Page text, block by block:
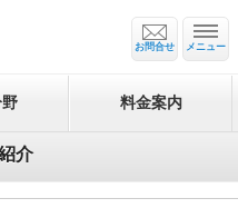
メニュー
お問合せ
料金案内
介